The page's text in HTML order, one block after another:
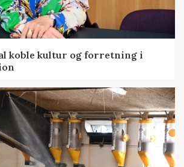
koble kultur og forretning i